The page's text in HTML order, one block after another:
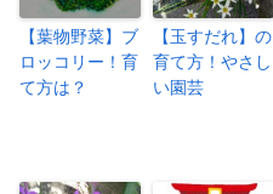
【葉物野菜】ブ
ロッコリー！育
て方は？
【玉すだれ】の
育て方！やさし
い園芸